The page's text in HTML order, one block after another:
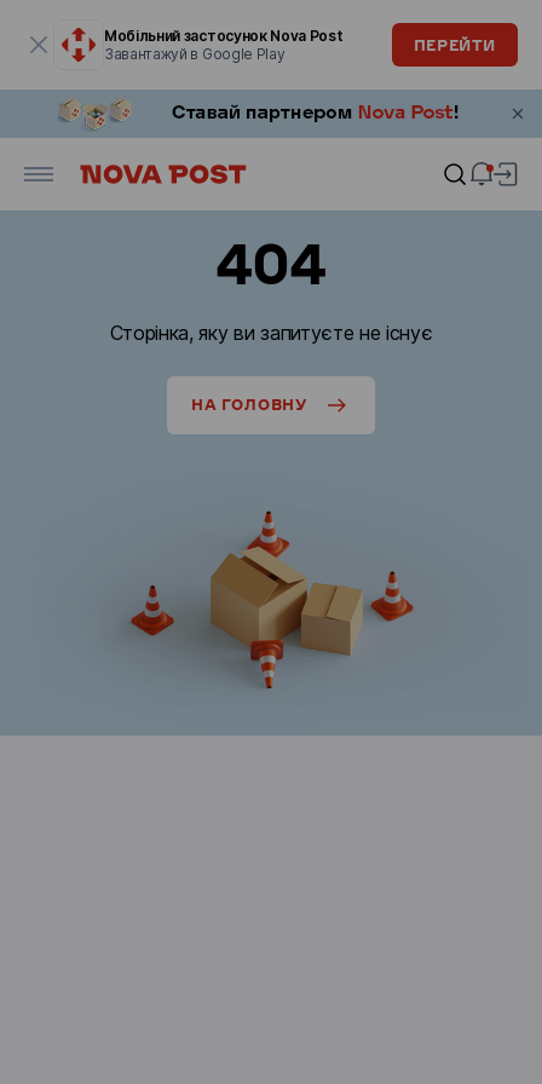
Мобільний застосунок Nova Post
Завантажуй в Google Play
ПЕРЕЙТИ
404
Сторінка, яку ви запитуєте не існує
НА ГОЛОВНУ